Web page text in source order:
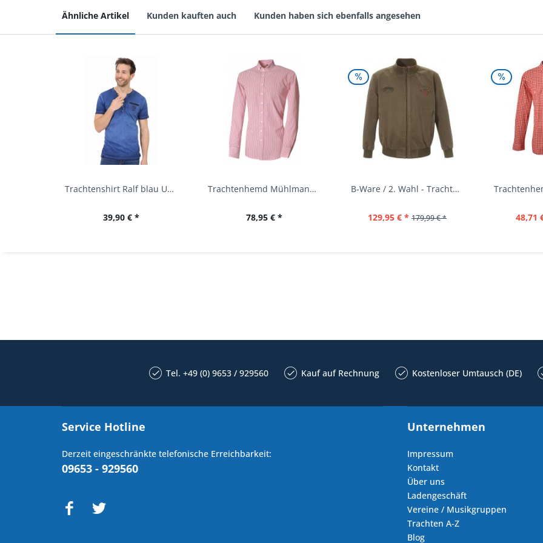
Ähnliche Artikel Kunden kauften auch Kunden haben sich ebenfalls angesehen
Trachtenshirt Ralf blau Used Look Krüger
39,90 € *
Trachtenhemd Mühlmann mittelrot rot Slim Fit...
78,95 € *
B-Ware / 2. Wahl - Trachtenjacke oliv Andreas...
129,95 € * 179,99 € * 48,71
Tel. +49 (0) 9653 / 929560 Kauf auf Rechnung Kostenloser Umtausch (DE)
Service Hotline
Derzeit eingeschränkte telefonische Erreichbarkeit:
09653 - 929560
Unternehmen
Impressum
Kontakt
Über uns
Ladengeschäft
Vereine / Musikgruppen
Trachten A-Z
Blog